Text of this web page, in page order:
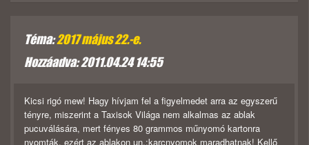
Téma:2017 május 22.-e.
Hozzáadva: 2011.04.24 14:55
Kicsi rigó mew! Hagy hívjam fel a figyelmedet arra az egyszerű
tényre, miszerint a Taxisok Világa nem alkalmas az ablak
pucuválására, mert fényes 80 grammos műnyomó kartonra
nyomták, ezért az ablakon un.:karcnyomok maradhatnak! Kellő